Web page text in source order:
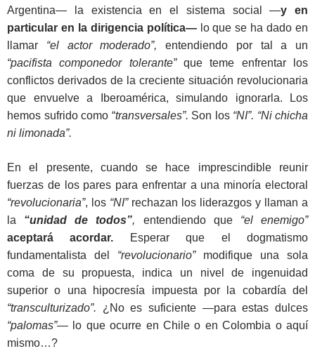
Argentina— la existencia en el sistema social —y en
particular en la dirigencia política—lo que se ha dado en
llamar “el actor moderado”, entendiendo por tal a un
“pacifista componedor tolerante”que teme enfrentar los
conflictos derivados de la creciente situación revolucionaria
que envuelve a Iberoamérica, simulando ignorarla. Los
hemos sufrido como “transversales”. Son los “NI”. “Ni chicha
ni limonada”.
En el presente, cuando se hace imprescindible reunir
fuerzas de los pares para enfrentar a una minoría electoral
“revolucionaria”, los “NI”rechazan los liderazgos y llaman a
la “unidad de todos”, entendiendo que “el enemigo”
aceptará acordar.
Esperar que el dogmatismo
fundamentalista del “revolucionario”modifique una sola
coma de su propuesta, indica un nivel de ingenuidad
superior o una hipocresía impuesta por la cobardía del
“transculturizado”. ¿No es suficiente —para estas dulces
“palomas”— lo que ocurre en Chile o en Colombia o aquí
mismo…?